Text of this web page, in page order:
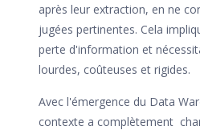
après leur extraction, en ne
jugées pertinentes. Cela
perte d'information et
lourdes, coûteuses et rigides.
Avec l'émergence du Data
contexte a complètement